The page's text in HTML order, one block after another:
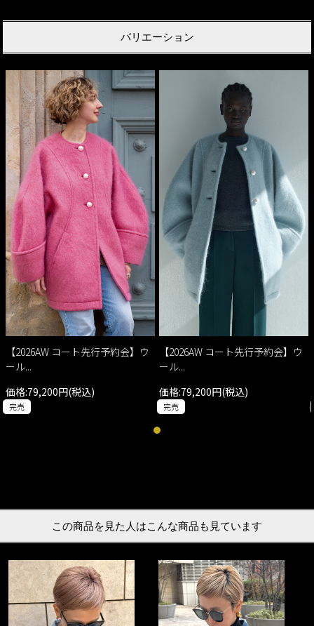
バリエーション
【2026AW コート先行予約会】ウ
ール...
価格:79,200円(税込)
完売
【2026AW コート先行予約会】ウ
ール...
価格:79,200円(税込)
完売
この商品を見た人はこんな商品も見ています